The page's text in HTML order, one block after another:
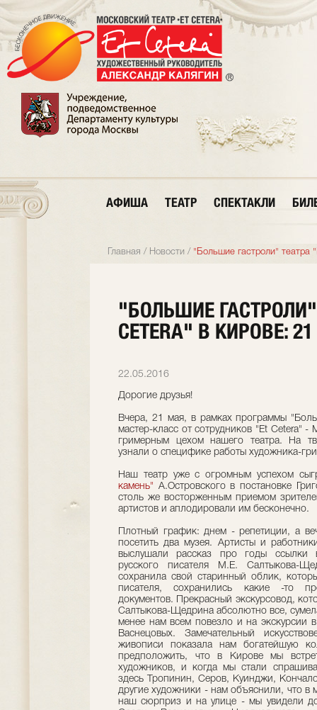
АФИША ТЕАТР СПЕКТАКЛИ
Главная / Новости / "Большие гастроли" театра
"БОЛЬШИЕ ГАСТРОЛИ"
CETERA" В КИРОВЕ:
22.05.2016
Дорогие друзья!
Вчера, 21 мая, в рамках программы
мастер-класс от сотрудников "Et Cetera"
гримерным цехом нашего театра. На
узнали о специфике работы художника-
Наш театр уже с огромным успехом
камень" А.Островского в постановке
столь же восторженным приемом
артистов и аплодировали им бесконечно.
Плотный график: днем - репетиции, а
посетить два музея. Артисты и
выслушали рассказ про годы ссылки
русского писателя М.Е. Салтыкова-
сохранила свой старинный облик,
писателя, сохранились какие -то
документов. Прекрасный экскурсовод,
Салтыкова-Щедрина абсолютно все,
менее нам всем повезло и на экскурсии
Васнецовых. Замечательный
живописи показала нам богатейшую
предположить, что в Кирове мы
художников, и когда мы стали
здесь Тропинин, Серов, Куинджи,
другие художники - нам объяснили, что
наш сюрприз и на улице - мы увидели